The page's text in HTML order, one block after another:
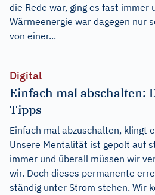
die Rede war, ging es fast immer
Wärmeenergie war dagegen nur
von einer...
Digital
Einfach mal abschalten:
Tipps
Einfach mal abzuschalten, klingt
Unsere Mentalität ist gepolt auf
immer und überall müssen wir
wir. Doch dieses permanente
ständig unter Strom stehen. Wir